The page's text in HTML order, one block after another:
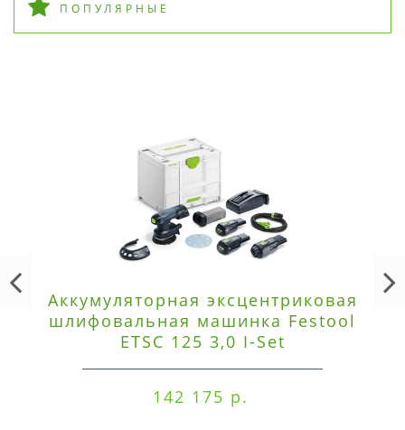
ПОПУЛЯРНЫЕ
Аккумуляторная эксцентриковая
шлифовальная машинка Festool
ETSC 125 3,0 I-Set
142 175 р.